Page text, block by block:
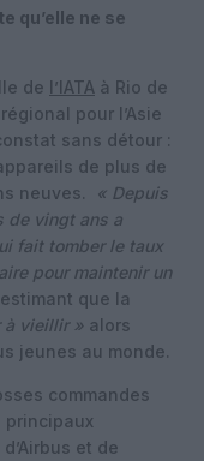
qu’elle ne se
de l’IATA à Rio de
pour l’Asie
sans détour :
de plus de
neuves.
« Depuis
de vingt ans a
fait tomber le taux
pour maintenir un
estimant que la
à vieillir » alors
jeunes au monde.
commandes
principaux
et de